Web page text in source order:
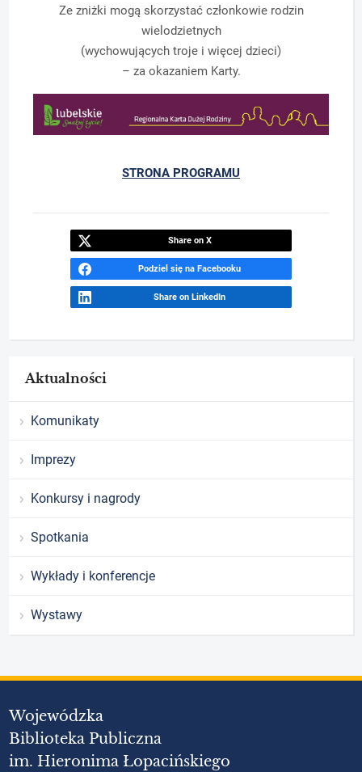
Ze zniżki mogą skorzystać członkowie rodzin
wielodzietnych
(wychowujących troje i więcej dzieci)
– za okazaniem Karty.
STRONA PROGRAMU
Share on X
Podziel się na Facebooku
Share on LinkedIn
Aktualności
Komunikaty
Imprezy
Konkursy i nagrody
Spotkania
Wykłady i konferencje
Wystawy
Wojewódzka
Biblioteka Publiczna
im. Hieronima Łopacińskiego